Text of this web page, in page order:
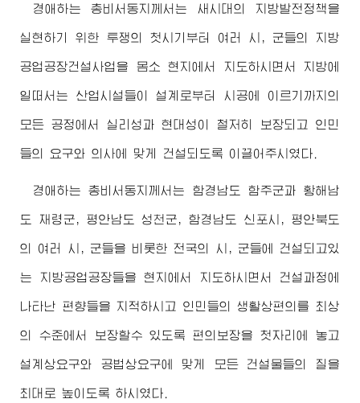
경애하는 총비서동지께서는 새시대의 지방발전정책을
실현하기 위한 투쟁의 첫시기부터 여러 시, 군들의 지방
공업공장건설사업을 몸소 현지에서 지도하시면서 지방에
일떠서는 산업시설들이 설계로부터 시공에 이르기까지의
모든 공정에서 실리성과 현대성이 철저히 보장되고 인민
들의 요구와 의사에 맞게 건설되도록 이끌어주시였다.
경애하는 총비서동지께서는 함경남도 함주군과 황해남
도 재령군, 평안남도 성천군, 함경남도 신포시, 평안북도
의 여러 시, 군들을 비롯한 전국의 시, 군들에 건설되고있
는 지방공업공장들을 현지에서 지도하시면서 건설과정에
나타난 편향들을 지적하시고 인민들의 생활상편의를 최상
의 수준에서 보장할수 있도록 편의보장을 첫자리에 놓고
설계상요구와 공법상요구에 맞게 모든 건설물들의 질을
최대로 높이도록 하시였다.